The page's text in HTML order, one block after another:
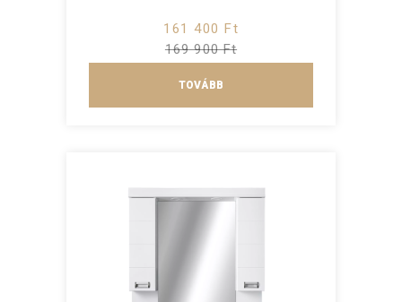
161 400 Ft
169 900 Ft
TOVÁBB